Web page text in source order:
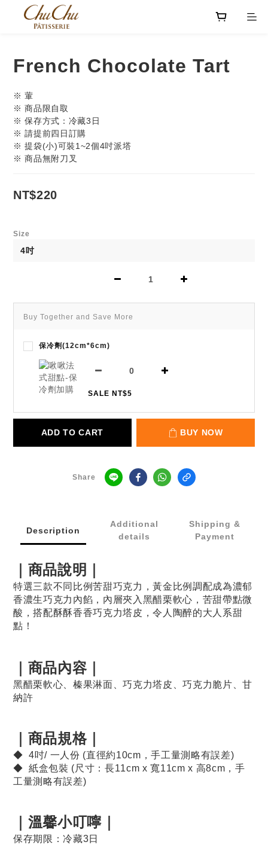
French Chocolate Tart
※ 葷
※ 商品限自取
※ 保存方式：冷藏3日
※ 請提前四日訂購
※ 提袋(小)可裝1~2個4吋派塔
※ 商品無附刀叉
NT$220
Size
Buy Together and Save More
保冷劑(12cm*6cm)
SALE NT$5
ADD TO CART BUY NOW
Share
Description
Additional
details
Shipping &
Payment
｜商品說明｜
特選三款不同比例苦甜巧克力，黃金比例調配成為濃郁
香濃生巧克力內餡，內層夾入黑醋栗軟心，苦甜帶點微
酸，搭配酥酥香香巧克力塔皮，令人陶醉的大人系甜
點！
｜商品內容｜
黑醋栗軟心、榛果淋面、巧克力塔皮、巧克力脆片、甘
納許
｜商品規格｜
◆ 4吋/ 一人份 (直徑約10cm，手工量測略有誤差)
◆ 紙盒包裝 (尺寸：長11cm x 寬11cm x 高8cm，手
工量測略有誤差)
｜溫馨小叮嚀｜
保存期限：冷藏3日